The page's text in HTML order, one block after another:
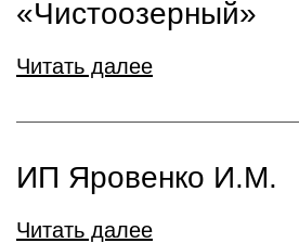
«Чистоозерный»
Читать далее
ИП Яровенко И.М.
Читать далее